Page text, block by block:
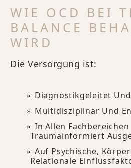
WIE OCD BEI
BALANCE
WIRD
Die Versorgung ist:
Diagnostikgeleitet
Multidisziplinär Und
In Allen Fachbereichen
Traumainformiert
Auf Psychische,
Relationale